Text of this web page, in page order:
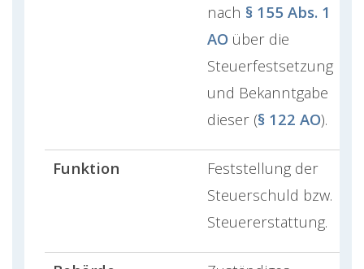
nach § 155 Abs. 1
AO über die
Steuerfestsetzung
und Bekanntgabe
dieser (§ 122 AO).
Funktion
Feststellung der
Steuerschuld bzw.
Steuererstattung.